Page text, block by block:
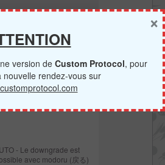
3.71 : et un
- Hacker sa PS Vita
- Le downgrade est
avec modoru (戻る)
version de Custom Protocol, pour
nouvelle rendez-vous sur
×